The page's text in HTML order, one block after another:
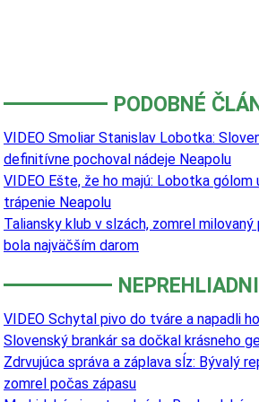
PODOBNÉ
VIDEO Smoliar Stanislav Lobotka:
definitívne pochoval nádeje Neapolu
VIDEO Ešte, že ho majú: Lobotka
trápenie Neapolu
Taliansky klub v slzách, zomrel
bola najväčším darom
VIDEO Schytal pivo do tváre a napadli
Slovenský brankár sa dočkal krásneho
Zdrvujúca správa a záplava sĺz: Bývalý
zomrel počas zápasu